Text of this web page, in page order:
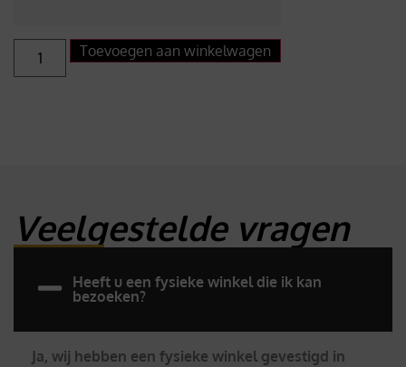
Toevoegen aan winkelwagen
Veelgestelde vragen
Heeft u een fysieke winkel die ik kan
bezoeken?
Ja, wij hebben een fysieke winkel gevestigd in